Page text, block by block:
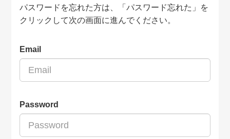
パスワードを忘れた方は、「パスワード忘れた」を
クリックして次の画面に進んでください。
Email
Password